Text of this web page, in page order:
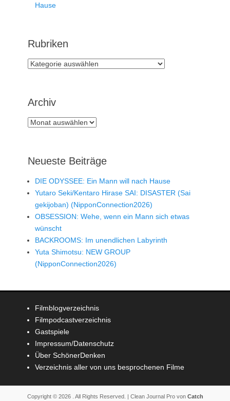
Hause
Rubriken
Rubriken
Archiv
Archiv
Neueste Beiträge
DIE ODYSSEE: Ein Mann will nach Hause
Yutaro Seki/Kentaro Hirase SAI: DISASTER (Sai
gekijoban) (NipponConnection2026)
OBSESSION: Wehe, wenn ein Mann sich etwas
wünscht
BACKROOMS: Im unendlichen Labyrinth
Yuta Shimotsu: NEW GROUP
(NipponConnection2026)
Filmblogverzeichnis
Filmpodcastverzeichnis
Gastspiele
Impressum/Datenschutz
Über SchönerDenken
Verzeichnis aller von uns besprochenen Filme
Copyright © 2026 . All Rights Reserved. | Clean Journal Pro von Catch